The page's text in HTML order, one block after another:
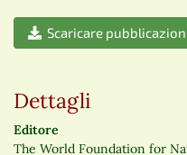
Scaricare
Dettagli
Editore
The World Foundation for